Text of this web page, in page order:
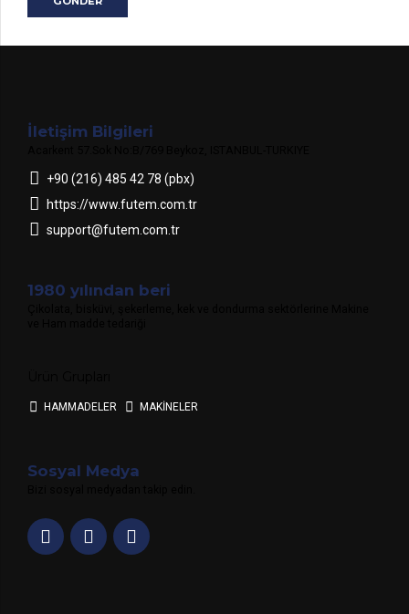
İletişim Bilgileri
+90 (216) 485 42 78 (pbx)
https://www.futem.com.tr
support@futem.com.tr
1980 yılından beri
HAMMADELER MAKİNELER
Sosyal Medya